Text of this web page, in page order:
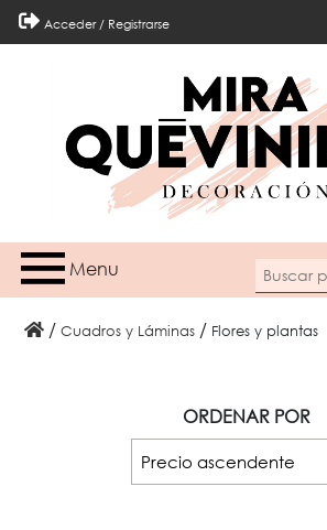
Acceder / Registrarse
Menu
/ Cuadros y Láminas / Flores y plantas
ORDENAR POR